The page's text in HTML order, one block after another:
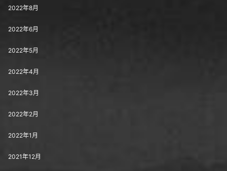
2022年8月
2022年6月
2022年5月
2022年4月
2022年3月
2022年2月
2022年1月
2021年12月